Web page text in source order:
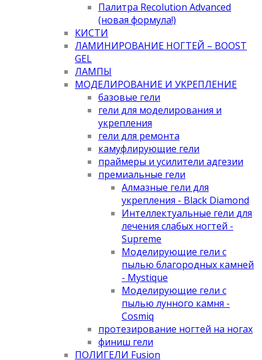
Палитра Recolution Advanced
(новая формула!)
КИСТИ
ЛАМИНИРОВАНИЕ НОГТЕЙ – BOOST
GEL
ЛАМПЫ
МОДЕЛИРОВАНИЕ И УКРЕПЛЕНИЕ
базовые гели
гели для моделирования и
укрепления
гели для ремонта
камуфлирующие гели
праймеры и усилители адгезии
премиальные гели
Алмазные гели для
укрепления - Black Diamond
Интеллектуальные гели для
лечения слабых ногтей -
Supreme
Моделирующие гели с
пылью благородных камней
- Mystique
Моделирующие гели с
пылью лунного камня -
Cosmiq
протезирование ногтей на ногах
финиш гели
ПОЛИГЕЛИ Fusion